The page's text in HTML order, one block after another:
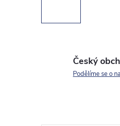
Český
Podělíme se o